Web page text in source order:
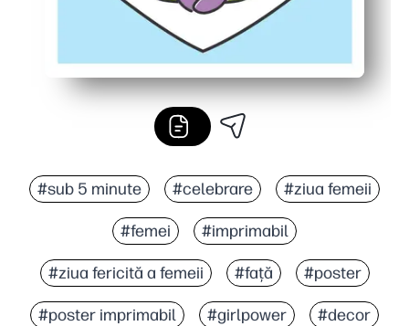
#sub 5 minute #celebrare #ziua femeii
#femei #imprimabil
#ziua fericită a femeii #față #poster
#poster imprimabil #girlpower #decor